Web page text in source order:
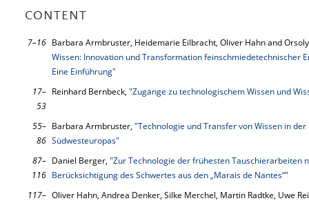
CONTENT
7–16 Barbara Armbruster, Heidemarie Eilbracht, Oliver Hahn and
Wissen: Innovation und Transformation feinschmiedetechnischer
Eine Einführung"
17–
53
Reinhard Bernbeck, "Zugänge zu technologischem Wissen und
55–
86
Barbara Armbruster, "Technologie und Transfer von Wissen in
Südwesteuropas"
87–
116
Daniel Berger, "Zur Technologie der frühesten Tauschierarbeiten
Berücksichtigung des Schwertes aus den „Marais de Nantes“"
117– Oliver Hahn, Andrea Denker, Silke Merchel, Martin Radtke, Uwe